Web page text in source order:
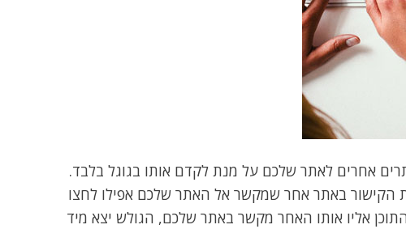
אחרים לאתר שלכם על מנת לקדם אותו בגוגל בלבד.
הקישור באתר אחר שמקשר אל האתר שלכם אפילו לחצו
אליו אותו האחר מקשר באתר שלכם, הגולש יצא מיד